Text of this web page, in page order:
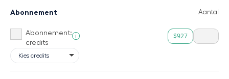
Abonnement Aantal
Abonnement:
credits
i $927